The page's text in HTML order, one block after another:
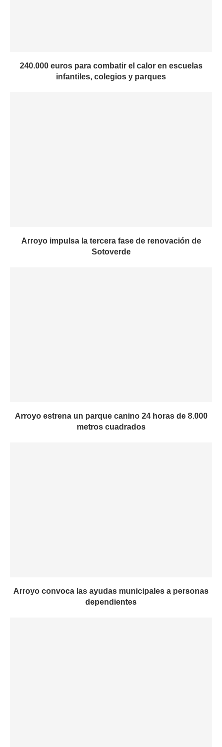
240.000 euros para combatir el calor en escuelas
infantiles, colegios y parques
Arroyo impulsa la tercera fase de renovación de
Sotoverde
Arroyo estrena un parque canino 24 horas de 8.000
metros cuadrados
Arroyo convoca las ayudas municipales a personas
dependientes